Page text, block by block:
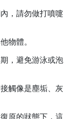
，請勿做打噴嚏
物體。
，避免游泳或泡
觸像是塵垢、灰
原的狀態下，這